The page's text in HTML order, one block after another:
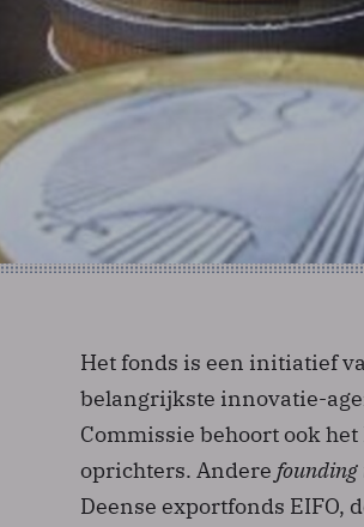
Het fonds is een initiatief
belangrijkste innovatie-
Commissie behoort ook
oprichters. Andere founding
Deense exportfonds EIFO,